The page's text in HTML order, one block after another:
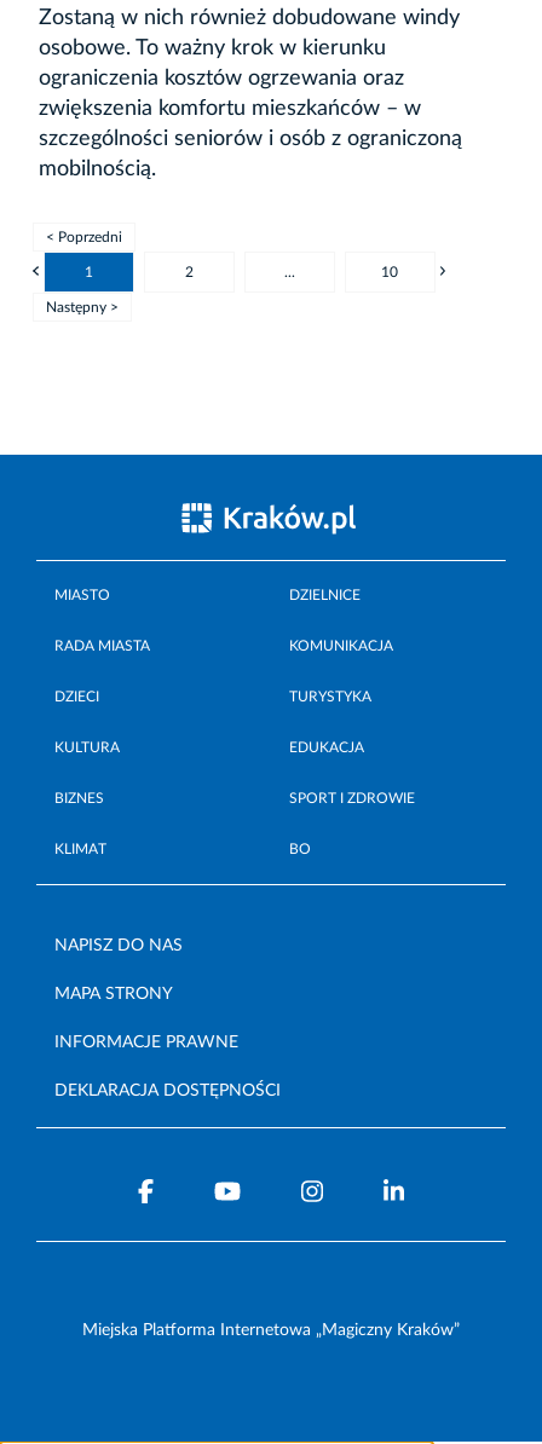
Zostaną w nich również dobudowane windy
osobowe. To ważny krok w kierunku
ograniczenia kosztów ogrzewania oraz
zwiększenia komfortu mieszkańców – w
szczególności seniorów i osób z ograniczoną
mobilnością.
< Poprzedni
1 2 ... 10
Następny >
MIASTO DZIELNICE
RADA MIASTA KOMUNIKACJA
DZIECI TURYSTYKA
KULTURA EDUKACJA
BIZNES SPORT I ZDROWIE
KLIMAT BO
NAPISZ DO NAS
MAPA STRONY
INFORMACJE PRAWNE
DEKLARACJA DOSTĘPNOŚCI
Miejska Platforma Internetowa „Magiczny Kraków”